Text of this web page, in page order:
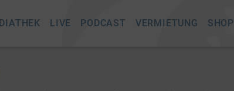
LIVE PODCAST VERMIETUNG SHOP